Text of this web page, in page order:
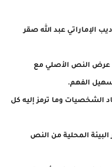
الإماراتي عبد الله صقر
عرض النص الأصلي مع
الفهم.
الشخصيات وما ترمز إليه كل
المحلية من النص